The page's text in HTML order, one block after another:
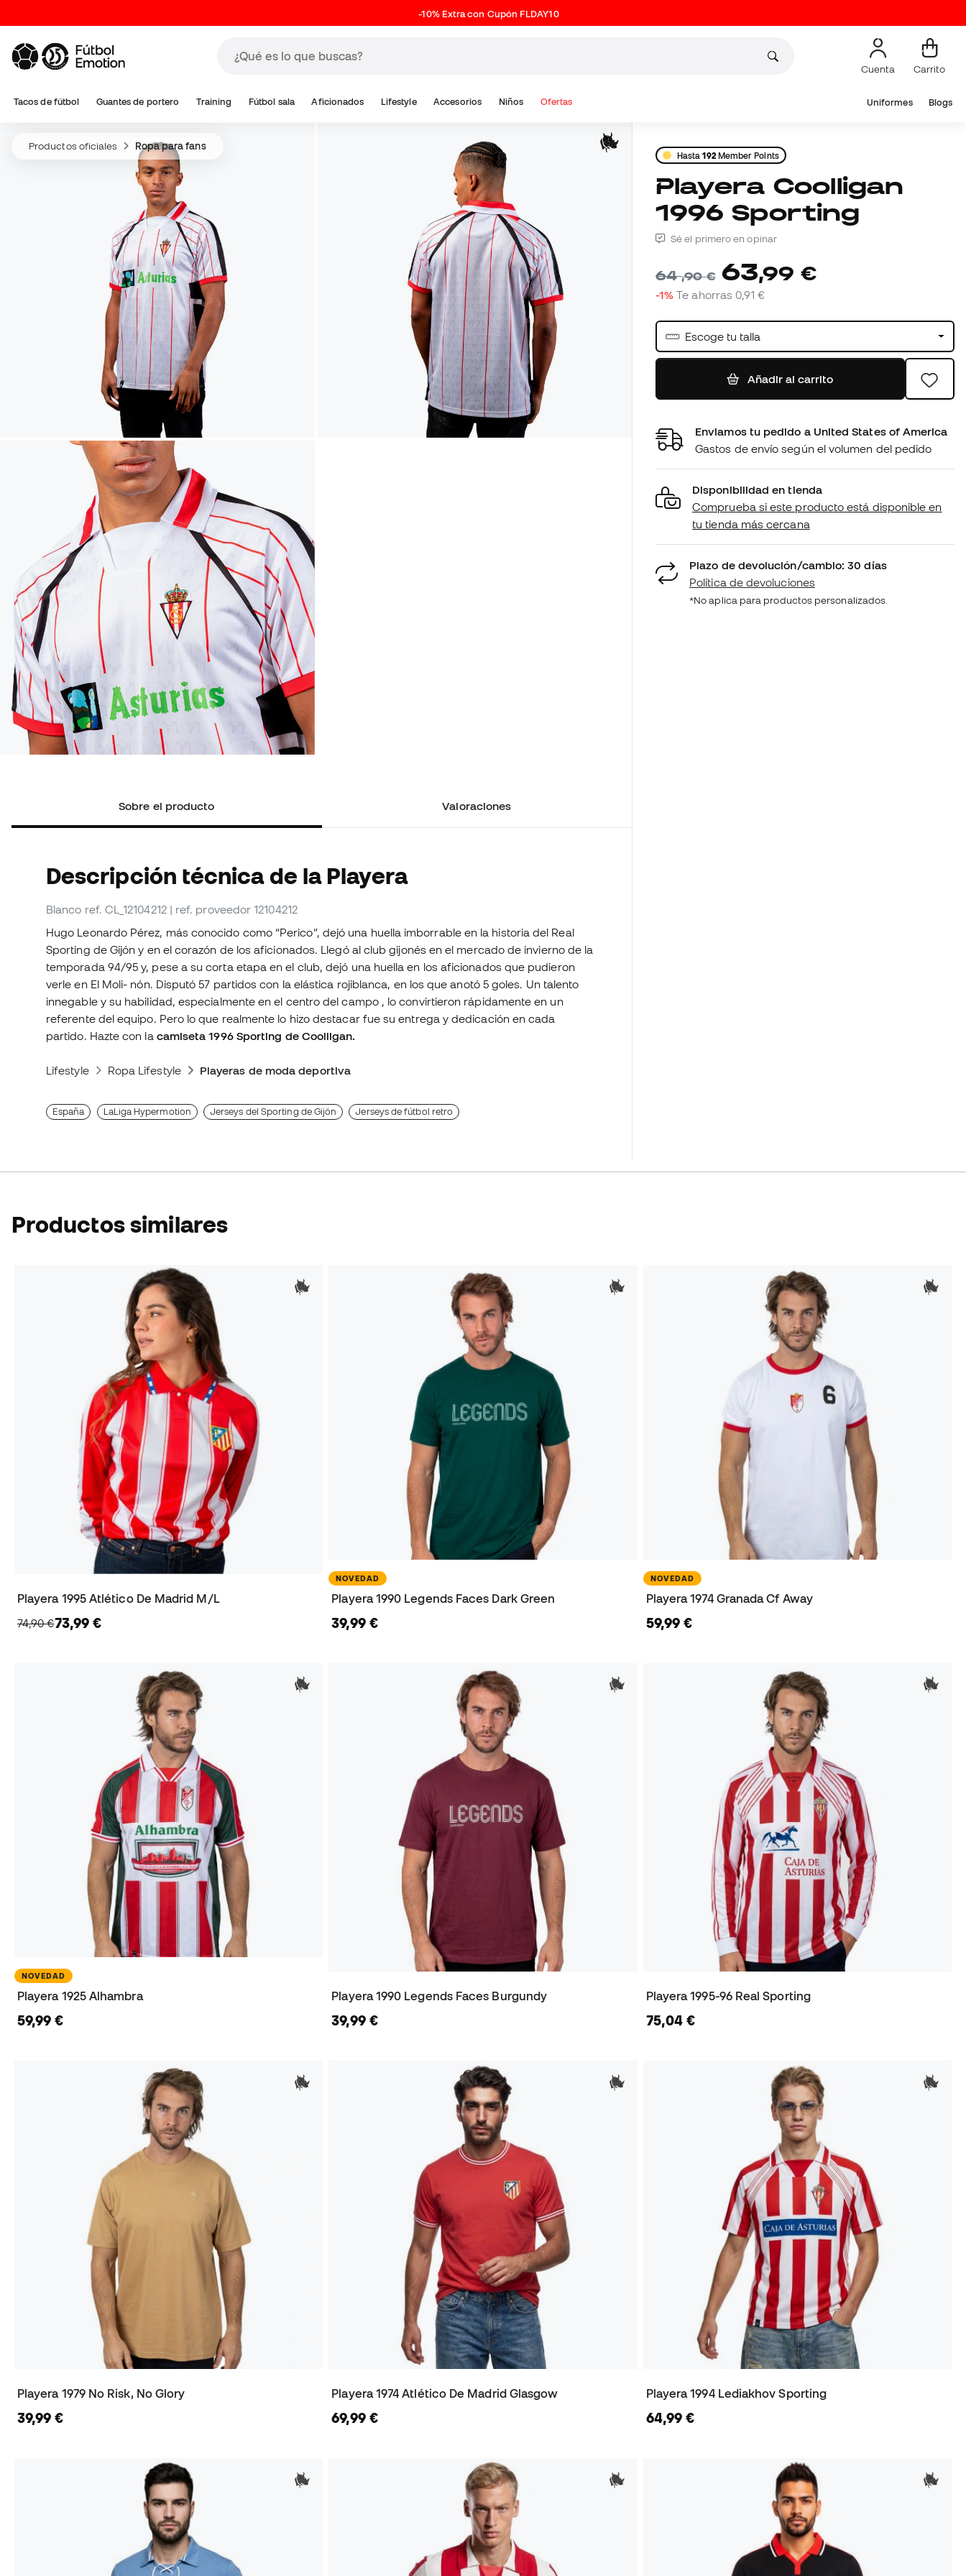
-10% Extra con Cupón FLDAY10
Cuenta Carrito
Tacos de fútbol Guantes de portero Training Fútbol sala Aficionados Lifestyle Accesorios Niños Ofertas Uniformes Blogs
Productos oficiales Ropa para fans
Sobre el producto Valoraciones
Descripción técnica de la Playera
Blanco ref. CL_12104212 | ref. proveedor 12104212
Hugo Leonardo Pérez, más conocido como “Perico”, dejó una huella imborrable en la historia del Real
Sporting de Gijón y en el corazón de los aficionados. Llegó al club gijonés en el mercado de invierno de la
temporada 94/95 y, pese a su corta etapa en el club, dejó una huella en los aficionados que pudieron
verle en El Moli- nón. Disputó 57 partidos con la elástica rojiblanca, en los que anotó 5 goles. Un talento
innegable y su habilidad, especialmente en el centro del campo , lo convirtieron rápidamente en un
referente del equipo. Pero lo que realmente lo hizo destacar fue su entrega y dedicación en cada
partido. Hazte con la camiseta 1996 Sporting de Coolligan.
Lifestyle Ropa Lifestyle Playeras de moda deportiva
España LaLiga Hypermotion Jerseys del Sporting de Gijón Jerseys de fútbol retro
Hasta192Member Points
Playera Coolligan
1996 Sporting
Sé el primero en opinar
64,90 € 63,99 €
-1% Te ahorras0,91 €
Escoge tu talla
Añadir al carrito
Enviamos tu pedido a United States of America
Gastos de envío según el volumen del pedido
Disponibilidad en tienda
Comprueba si este producto está disponible en
tu tienda más cercana
Plazo de devolución/cambio: 30 días
Política de devoluciones
*No aplica para productos personalizados.
Productos similares
Playera 1995 Atlético De Madrid M/L
74,90 €73,99 €
NOVEDAD
Playera 1990 Legends Faces Dark Green
39,99 €
NOVEDAD
Playera 1974 Granada Cf Away
59,99 €
NOVEDAD
Playera 1925 Alhambra
59,99 €
Playera 1990 Legends Faces Burgundy
39,99 €
Playera 1995-96 Real Sporting
75,04 €
Playera 1979 No Risk, No Glory
39,99 €
Playera 1974 Atlético De Madrid Glasgow
69,99 €
Playera 1994 Lediakhov Sporting
64,99 €